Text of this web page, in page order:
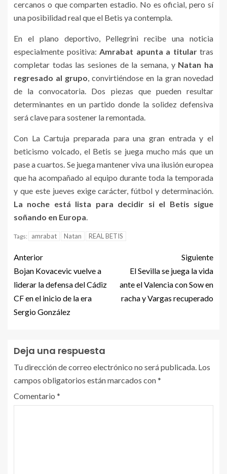
cercanos o que comparten estadio. No es oficial, pero sí
una posibilidad real que el Betis ya contempla.
En el plano deportivo, Pellegrini recibe una noticia
especialmente positiva: Amrabat apunta a titulartras
completar todas las sesiones de la semana, y Natan ha
regresado al grupo, convirtiéndose en la gran novedad
de la convocatoria. Dos piezas que pueden resultar
determinantes en un partido donde la solidez defensiva
será clave para sostener la remontada.
Con La Cartuja preparada para una gran entrada y el
beticismo volcado, el Betis se juega mucho más que un
pase a cuartos. Se juega mantener viva una ilusión europea
que ha acompañado al equipo durante toda la temporada
y que este jueves exige carácter, fútbol y determinación.
La noche está lista para decidir si el Betis sigue
soñando en Europa.
Tags: amrabat Natan REAL BETIS
Anterior
Bojan Kovacevic vuelve a
liderar la defensa del Cádiz
CF en el inicio de la era
Sergio González
Siguiente
El Sevilla se juega la vida
ante el Valencia con Sow en
racha y Vargas recuperado
Deja una respuesta
Tu dirección de correo electrónico no será publicada. Los
campos obligatorios están marcados con*
Comentario *